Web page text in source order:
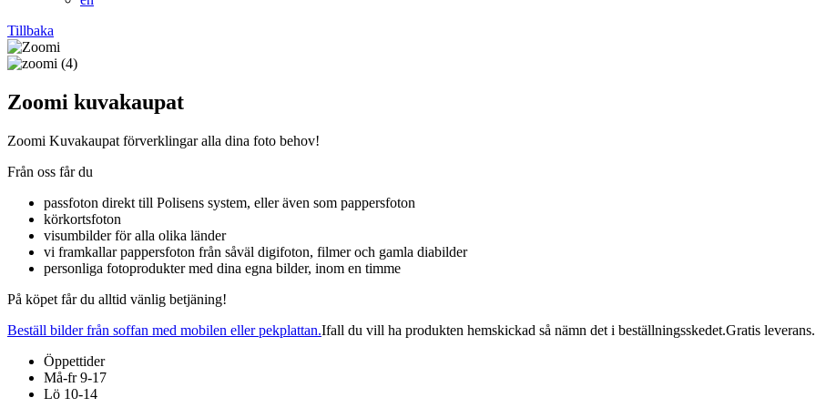
Tillbaka
Zoomi kuvakaupat
Zoomi Kuvakaupat förverklingar alla dina foto behov!
Från oss får du
passfoton direkt till Polisens system, eller även som pappersfoton
körkortsfoton
visumbilder för alla olika länder
vi framkallar pappersfoton från såväl digifoton, filmer och gamla diabilder
personliga fotoprodukter med dina egna bilder, inom en timme
På köpet får du alltid vänlig betjäning!
Beställ bilder från soffan med mobilen eller pekplattan.Ifall du vill ha produkten hemskickad så nämn det i beställningsskedet.Gratis leverans.
Öppettider
Må-fr 9-17
Lö 10-14